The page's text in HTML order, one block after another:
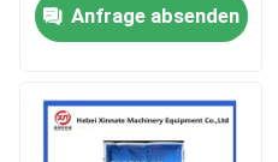
Anfrage absenden